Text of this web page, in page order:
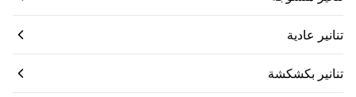
تنانير عادية
تنانير بكشكشة